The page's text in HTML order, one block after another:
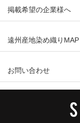
掲載希望の企業様へ
遠州産地染め織り
お問い合わせ